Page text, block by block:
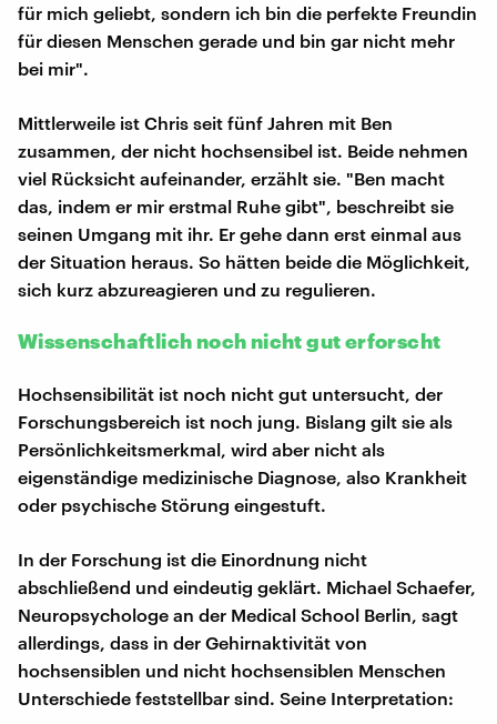
für mich geliebt, sondern ich bin die perfekte Freundin
für diesen Menschen gerade und bin gar nicht mehr
bei mir".
Mittlerweile ist Chris seit fünf Jahren mit Ben
zusammen, der nicht hochsensibel ist. Beide nehmen
viel Rücksicht aufeinander, erzählt sie. "Ben macht
das, indem er mir erstmal Ruhe gibt", beschreibt sie
seinen Umgang mit ihr. Er gehe dann erst einmal aus
der Situation heraus. So hätten beide die Möglichkeit,
sich kurz abzureagieren und zu regulieren.
Wissenschaftlich noch nicht gut erforscht
Hochsensibilität ist noch nicht gut untersucht, der
Forschungsbereich ist noch jung. Bislang gilt sie als
Persönlichkeitsmerkmal, wird aber nicht als
eigenständige medizinische Diagnose, also Krankheit
oder psychische Störung eingestuft.
In der Forschung ist die Einordnung nicht
abschließend und eindeutig geklärt. Michael Schaefer,
Neuropsychologe an der Medical School Berlin, sagt
allerdings, dass in der Gehirnaktivität von
hochsensiblen und nicht hochsensiblen Menschen
Unterschiede feststellbar sind. Seine Interpretation: